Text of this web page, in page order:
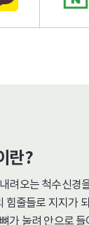
란?
려오는 척수신경
힘줄들로 지지가
가 눌려 안으로